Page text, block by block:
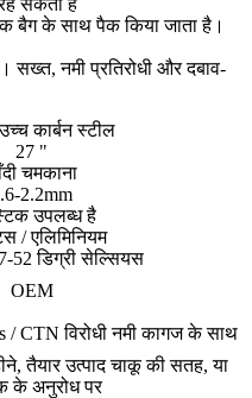
बैग के साथ पैक किया जाता है।
सख्त, नमी प्रतिरोधी और दबाव-
कार्बन स्टील
27 "
चमकाना
2.2mm
उपलब्ध है
/ एलिमिनियम
52 डिग्री सेल्सियस
OEM
/ CTN विरोधी नमी कागज के साथ
तैयार उत्पाद चाकू की सतह, या
के अनुरोध पर